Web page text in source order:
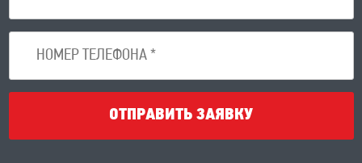
ОТПРАВИТЬ ЗАЯВКУ